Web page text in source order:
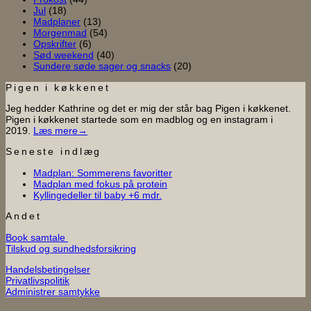
Jul (18)
Madplaner (13)
Morgenmad (54)
Opskrifter (6)
Sød weekend (40)
Sundere søde sager og snacks (20)
Pigen i køkkenet
Jeg hedder Kathrine og det er mig der står bag Pigen i køkkenet.
Pigen i køkkenet startede som en madblog og en instagram i
2019. Læs mere→
Seneste indlæg
Madplan: Sommerens favoritterIngen
Madplan med fokus på protein
Kyllingedeller til baby +6 mdr.
Andet
Book samtale
Tilskud og sundhedsforsikring
Handelsbetingelser
Privatlivspolitik
Administrer samtykke